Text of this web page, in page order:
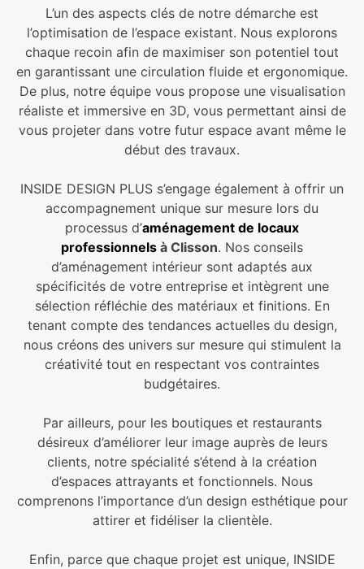
L’un des aspects clés de notre démarche est
l’optimisation de l’espace existant. Nous explorons
chaque recoin afin de maximiser son potentiel tout
en garantissant une circulation fluide et ergonomique.
De plus, notre équipe vous propose une visualisation
réaliste et immersive en 3D, vous permettant ainsi de
vous projeter dans votre futur espace avant même le
début des travaux.
INSIDE DESIGN PLUS s’engage également à offrir un
accompagnement unique sur mesure lors du
processus d’aménagement de locaux
professionnels à Clisson. Nos conseils
d’aménagement intérieur sont adaptés aux
spécificités de votre entreprise et intègrent une
sélection réfléchie des matériaux et finitions. En
tenant compte des tendances actuelles du design,
nous créons des univers sur mesure qui stimulent la
créativité tout en respectant vos contraintes
budgétaires.
Par ailleurs, pour les boutiques et restaurants
désireux d’améliorer leur image auprès de leurs
clients, notre spécialité s’étend à la création
d’espaces attrayants et fonctionnels. Nous
comprenons l’importance d’un design esthétique pour
attirer et fidéliser la clientèle.
Enfin, parce que chaque projet est unique, INSIDE